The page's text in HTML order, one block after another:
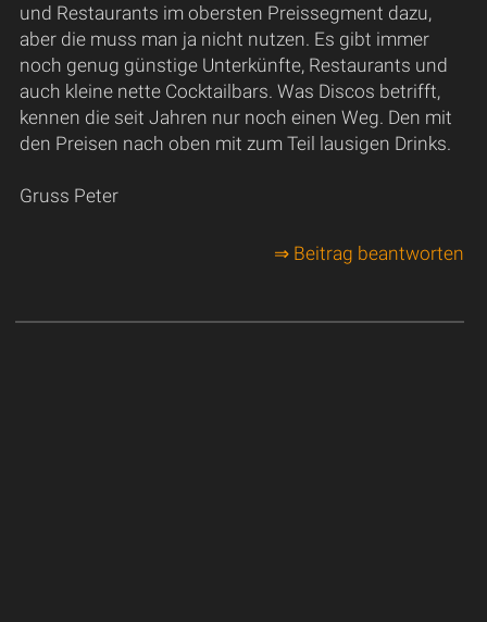
und Restaurants im obersten Preissegment dazu,
aber die muss man ja nicht nutzen. Es gibt immer
noch genug günstige Unterkünfte, Restaurants und
auch kleine nette Cocktailbars. Was Discos betrifft,
kennen die seit Jahren nur noch einen Weg. Den mit
den Preisen nach oben mit zum Teil lausigen Drinks.
Gruss Peter
⇒ Beitrag beantworten